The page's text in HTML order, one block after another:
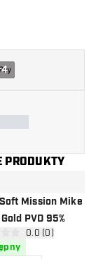
4
PRODUKTY
Mission Mike
PVD 95%
otwórz panel
oceny
0.0 (0)